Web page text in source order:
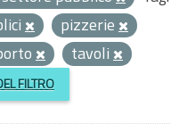
pizzerie
tavoli
FILTRO